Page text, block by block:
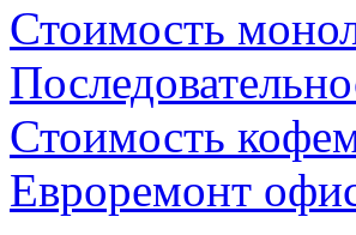
Стоимость
Стоимость
Евроремонт